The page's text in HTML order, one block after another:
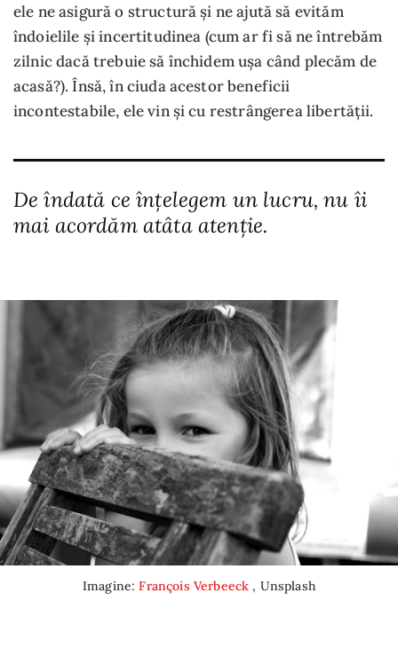
ele ne asigură o structură și ne ajută să evităm
îndoielile și incertitudinea (cum ar fi să ne întrebăm
zilnic dacă trebuie să închidem ușa când plecăm de
acasă?). Însă, în ciuda acestor beneficii
incontestabile, ele vin și cu restrângerea libertății.
De îndată ce înțelegem un lucru, nu îi
mai acordăm atâta atenție.
Imagine:François Verbeeck , Unsplash